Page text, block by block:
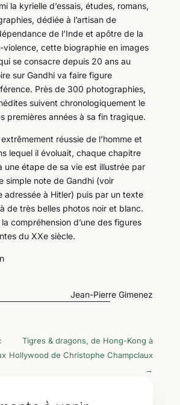
la kyrielle d’essais, études, romans,
dédiée à l’artisan de
de l’Inde et apôtre de la
violence, cette biographie en images
se consacre depuis 20 ans au
sur Gandhi va faire figure
Près de 300 photographies,
suivent chronologiquement le
premières années à sa fin tragique.
réussie de l’homme et
lequel il évoluait, chaque chapitre
une étape de sa vie est illustrée par
simple note de Gandhi (voir
adressée à Hitler) puis par un texte
de très belles photos noir et blanc.
compréhension d’une des figures
du XXe siècle.
Jean-Pierre Gimenez
Tigres & dragons, de Hong-Kong à
Hollywood de Christophe Champclaux
→